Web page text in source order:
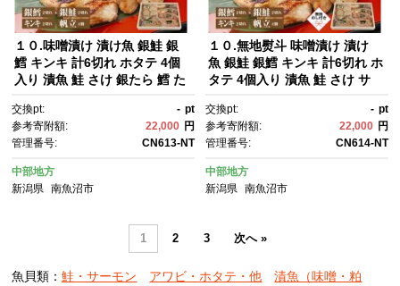
１０.味噌漬け 漬け魚 銀鮭 銀
鱈 キンキ 計6切れ ホタテ 4個
入り 漬魚 鮭 さけ 銀たら 鱈 た
て 越後味噌 焼き魚 味噌 お土
産 ギフト 利七屋 新潟県 南魚沼
市
交換pt: - pt
参考寄附額:
22,000 円
管理番号:
CN613-NT
中部地方
新潟県
南魚沼市
１０.無地熨斗 味噌漬け 漬け
魚 銀鮭 銀鱈 キンキ 計6切れ ホ
タテ 4個入り 漬魚 鮭 さけ サ
ジ 帆立 ほたて 越後味噌 焼き
魚 味噌 お土産 利七屋 新潟
県 南魚沼市
交換pt: - pt
参考寄附額:
22,000 円
管理番号:
CN614-NT
中部地方
新潟県 南魚沼市
1 2 3 次へ »
魚貝類：鮭・サーモン アワビ・ホタテ・他
漬魚（味噌・粕